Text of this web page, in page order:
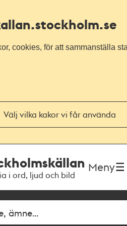
.stockholm.se
cookies, för att sammanställa
Välj vilka kakor vi får använda
i ord, ljud och bild
Meny